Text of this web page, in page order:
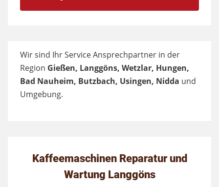
Wir sind Ihr Service Ansprechpartner in der
Region Gießen, Langgöns, Wetzlar, Hungen,
Bad Nauheim, Butzbach, Usingen, Nidda und
Umgebung.
Kaffeemaschinen Reparatur und
Wartung Langgöns